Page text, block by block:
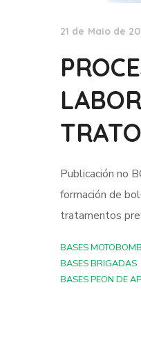
21 de Maio de
Publicación no
formación de
tratamentos
BASES
BASES BRIGADAS
BASES PEON DE